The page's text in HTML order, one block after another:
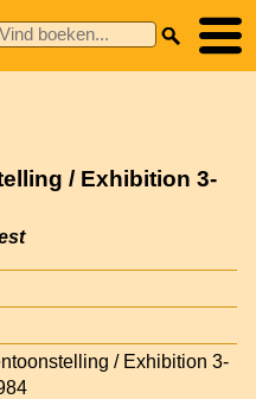
/ Exhibition 3-
/ Exhibition 3-